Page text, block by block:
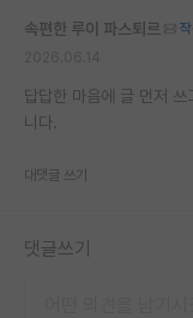
속편한 루이 파스퇴르
답답한 마음에 글 먼저
니다.
대댓글 쓰기
댓글쓰기